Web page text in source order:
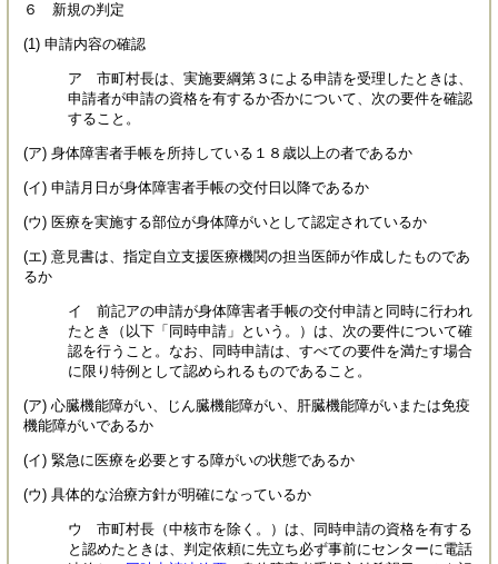
６ 新規の判定
(1) 申請内容の確認
ア 市町村長は、実施要綱第３による申請を受理したときは、
申請者が申請の資格を有するか否かについて、次の要件を確認
すること。
(ア) 身体障害者手帳を所持している１８歳以上の者であるか
(イ) 申請月日が身体障害者手帳の交付日以降であるか
(ウ) 医療を実施する部位が身体障がいとして認定されているか
(エ) 意見書は、指定自立支援医療機関の担当医師が作成したものであ
るか
イ 前記アの申請が身体障害者手帳の交付申請と同時に行われ
たとき（以下「同時申請」という。）は、次の要件について確
認を行うこと。なお、同時申請は、すべての要件を満たす場合
に限り特例として認められるものであること。
(ア) 心臓機能障がい、じん臓機能障がい、肝臓機能障がいまたは免疫
機能障がいであるか
(イ) 緊急に医療を必要とする障がいの状態であるか
(ウ) 具体的な治療方針が明確になっているか
ウ 市町村長（中核市を除く。）は、同時申請の資格を有する
と認めたときは、判定依頼に先立ち必ず事前にセンターに電話